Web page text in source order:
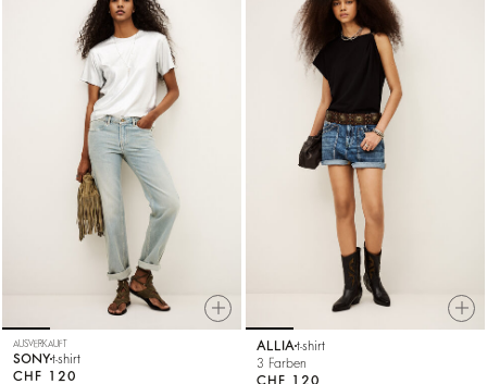
AUSVERKAUFT
SONYt-shirt
CHF 120
ALLIA t-shirt
3 Farben
CHF 120